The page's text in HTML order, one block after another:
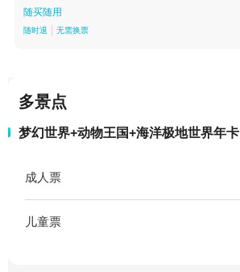
随买随用
随时退 无需换票
多景点
梦幻世界+动物王国+海洋极地世界年卡
成人票
儿童票